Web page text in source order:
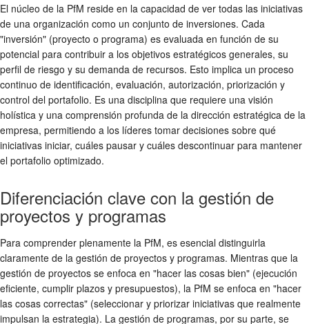
El núcleo de la PfM reside en la capacidad de ver todas las iniciativas
de una organización como un conjunto de inversiones. Cada
"inversión" (proyecto o programa) es evaluada en función de su
potencial para contribuir a los objetivos estratégicos generales, su
perfil de riesgo y su demanda de recursos. Esto implica un proceso
continuo de identificación, evaluación, autorización, priorización y
control del portafolio. Es una disciplina que requiere una visión
holística y una comprensión profunda de la dirección estratégica de la
empresa, permitiendo a los líderes tomar decisiones sobre qué
iniciativas iniciar, cuáles pausar y cuáles descontinuar para mantener
el portafolio optimizado.
Diferenciación clave con la gestión de
proyectos y programas
Para comprender plenamente la PfM, es esencial distinguirla
claramente de la gestión de proyectos y programas. Mientras que la
gestión de proyectos se enfoca en "hacer las cosas bien" (ejecución
eficiente, cumplir plazos y presupuestos), la PfM se enfoca en "hacer
las cosas correctas" (seleccionar y priorizar iniciativas que realmente
impulsan la estrategia). La gestión de programas, por su parte, se